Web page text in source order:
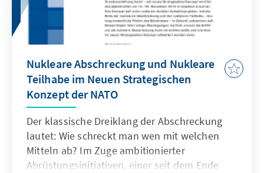
Nukleare Abschreckung und Nukleare
Teilhabe im Neuen Strategischen
Konzept der NATO
Der klassische Dreiklang der Abschreckung
lautet: Wie schreckt man wen mit welchen
Mitteln ab? Im Zuge ambitionierter
Abrüstungsinitiativen, einer seit dem Ende